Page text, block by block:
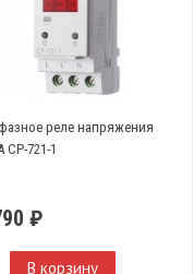
реле напряжения
CP-721-1
₽
В корзину